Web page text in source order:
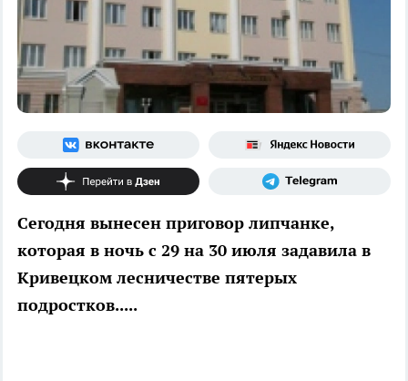
Сегодня вынесен приговор липчанке,
которая в ночь с 29 на 30 июля задавила в
Кривецком лесничестве пятерых
подростков.....